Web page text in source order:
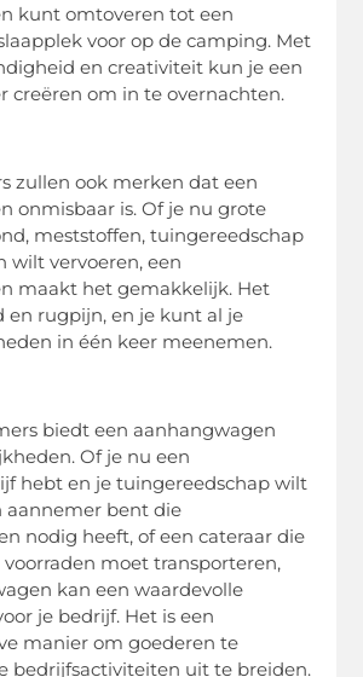
kunt omtoveren tot een
voor op de camping. Met
en creativiteit kun je een
creëren om in te overnachten.
zullen ook merken dat een
onmisbaar is. Of je nu grote
meststoffen, tuingereedschap
wilt vervoeren, een
maakt het gemakkelijk. Het
en rugpijn, en je kunt al je
in één keer meenemen.
biedt een aanhangwagen
Of je nu een
hebt en je tuingereedschap wilt
aannemer bent die
nodig heeft, of een cateraar die
moet transporteren,
kan een waardevolle
je bedrijf. Het is een
manier om goederen te
bedrijfsactiviteiten uit te breiden.